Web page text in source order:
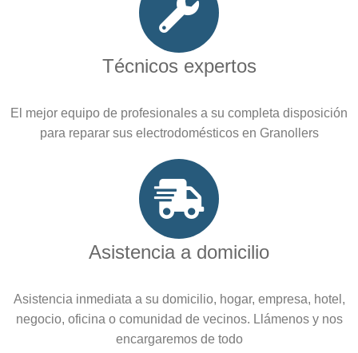
Técnicos expertos
El mejor equipo de profesionales a su completa disposición
para reparar sus electrodomésticos en Granollers
Asistencia a domicilio
Asistencia inmediata a su domicilio, hogar, empresa, hotel,
negocio, oficina o comunidad de vecinos. Llámenos y nos
encargaremos de todo